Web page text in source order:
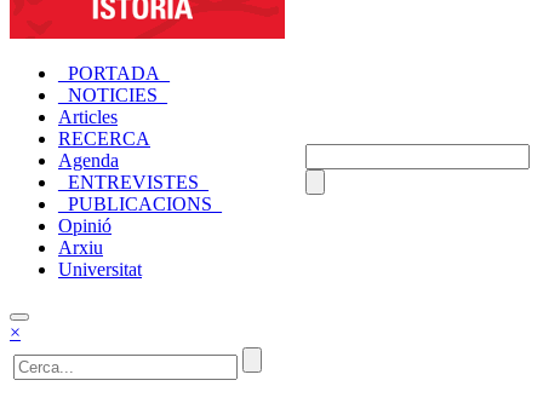
_PORTADA_
_NOTICIES_
Articles
RECERCA
Agenda
_ENTREVISTES_
_PUBLICACIONS_
Opinió
Arxiu
Universitat
×